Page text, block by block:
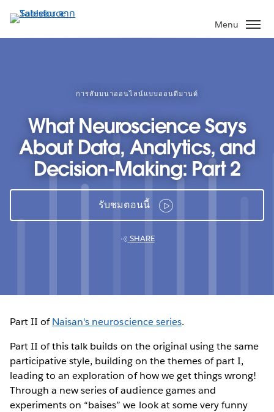
ไป
ที่
Menu
การสัมมนาออนไลน์แบบออนดีมานด์
What Neuroscience Says
About Data, Analytics, and
Decision-Making: Part 2
รับชมตอนนี้
SHARE
Part II ofNaisan's neuroscience series.
Part II of this talk builds on the original using the same
participative style, building on the themes of part I,
leading to an exploration of how we get things wrong!
Through a new series of audience games and
experiments on “baises” we look at some very funny